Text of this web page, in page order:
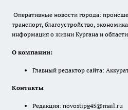
Оперативные новости города:
транспорт, благоустройство,
информация о жизни Кургана и области.
О компании:
Главный редактор сайта:
Контакты
Редакция: novostipg45@mail.ru